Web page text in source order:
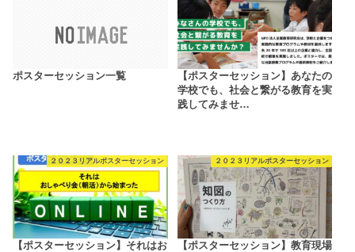
ポスターセッション一覧
【ポスターセッション】あなたの
学校でも、社会と繋がる教育を実
践してみませ…
２０２３リアルポスターセッション
【ポスターセッション】それはお
２０２３リアルポスターセッション
【ポスターセッション】教育現場